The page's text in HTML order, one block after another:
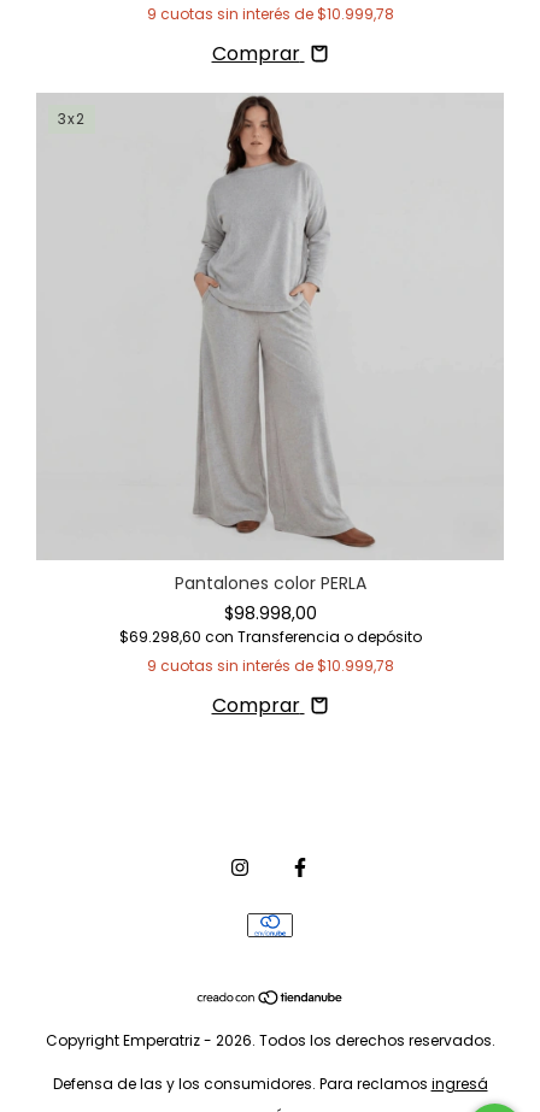
9 cuotas sin interés de$10.999,78
Comprar
3x2
Pantalones color PERLA
$98.998,00
$69.298,60 con Transferencia o depósito
9 cuotas sin interés de$10.999,78
Comprar
Copyright Emperatriz - 2026. Todos los derechos reservados.
Defensa de las y los consumidores. Para reclamos ingresá